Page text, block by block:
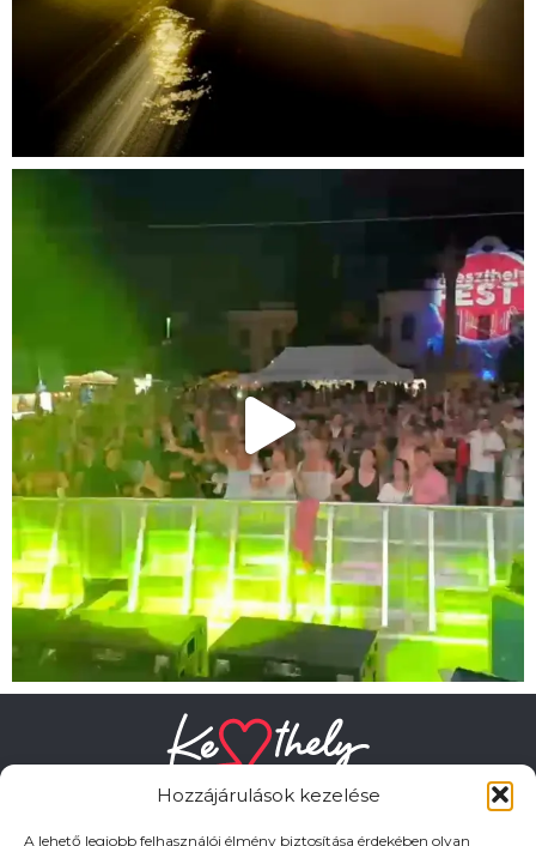
Hozzájárulások kezelése
A lehető legjobb felhasználói élmény biztosítása érdekében olyan